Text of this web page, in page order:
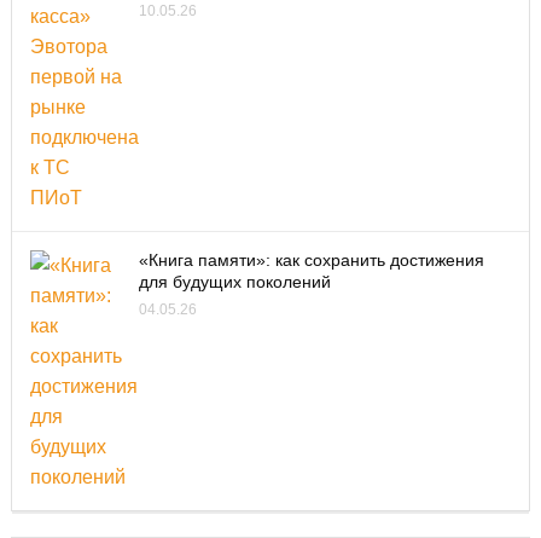
10.05.26
«Книга памяти»: как сохранить достижения
для будущих поколений
04.05.26